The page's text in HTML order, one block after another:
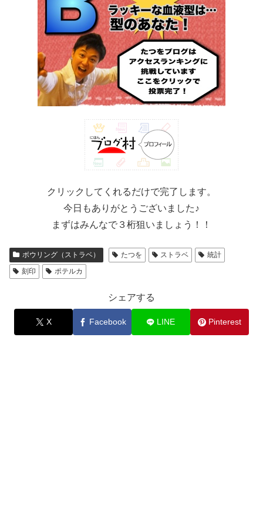
クリックしてくれるだけで完了します。
今日もありがとうございました♪
まずはみんなで３桁狙いましょう！！
ボウリング（ストラベ） たつを ストラベ
統計
刻印
ポテルカ
シェアする
X Facebook LINE Pinterest